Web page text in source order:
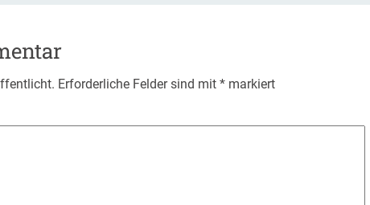
Erforderliche Felder sind mit * markiert